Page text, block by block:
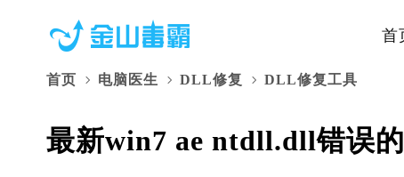
首
首页 电脑医生 DLL修复 DLL修复工具
最新win7 ae ntdll.dll错误